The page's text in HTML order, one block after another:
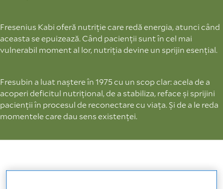
Fresenius Kabi oferă nutriție care redă energia, atunci când
aceasta se epuizează. Când pacienții sunt în cel mai
vulnerabil moment al lor, nutriția devine un sprijin esențial.
Fresubin a luat naștere în 1975 cu un scop clar: acela de a
acoperi deficitul nutrițional, de a stabiliza, reface și sprijini
pacienții în procesul de reconectare cu viața. Și de a le reda
momentele care dau sens existenței.